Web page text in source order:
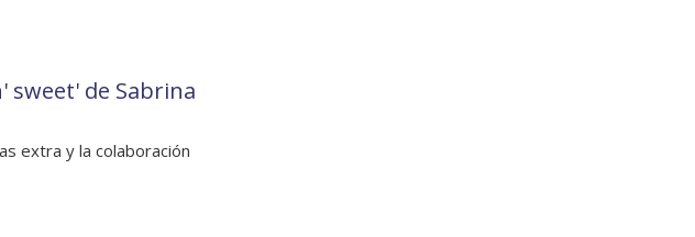
sweet' de Sabrina
extra y la colaboración